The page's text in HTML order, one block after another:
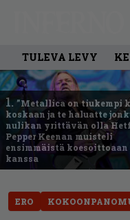
TULEVA LEVY
1. ”Metallica on tiukempi
koskaan ja te haluatte
nulikan yrittävän olla
Pepper Keenan muisteli
ensimmäistä
kanssa
ERO